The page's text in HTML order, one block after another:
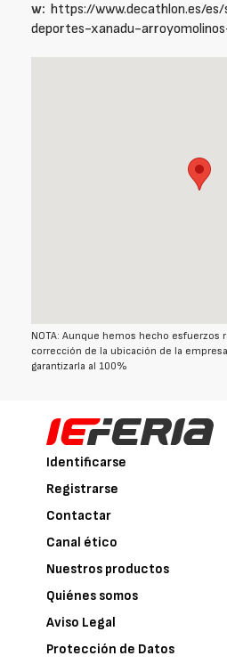
w: https://www.decathlon.es/
deportes-xanadu-
NOTA: Aunque hemos hecho esfuerzos
corrección de la ubicación de la
garantizarla al 100%
Identificarse
Registrarse
Contactar
Canal ético
Nuestros productos
Quiénes somos
Aviso Legal
Protección de Datos